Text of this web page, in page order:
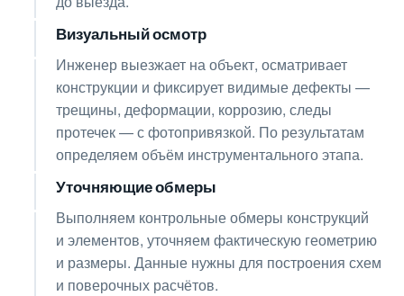
Визуальный осмотр
Инженер выезжает на объект, осматривает
конструкции и фиксирует видимые дефекты —
трещины, деформации, коррозию, следы
протечек — с фотопривязкой. По результатам
определяем объём инструментального этапа.
Уточняющие обмеры
Выполняем контрольные обмеры конструкций
и элементов, уточняем фактическую геометрию
и размеры. Данные нужны для построения схем
и поверочных расчётов.